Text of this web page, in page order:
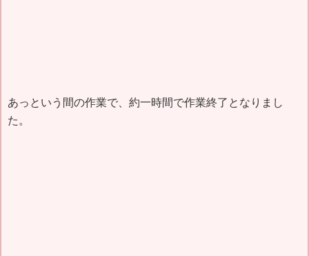
あっという間の作業で、約一時間で作業終了となりまし
た。